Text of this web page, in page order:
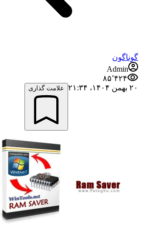
گوناگون
Admin
۸۵٬۴۲۴
۲۰ بهمن ۱۴۰۴،‏ ۲۱:۳۴
علامت گذاری